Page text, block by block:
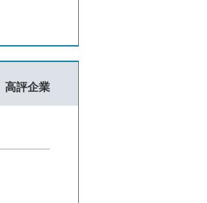
高評企業